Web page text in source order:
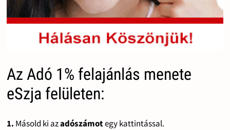
Az Adó 1% felajánlás menete
eSzja felületen:
1. Másold ki azadószámotegy kattintással.